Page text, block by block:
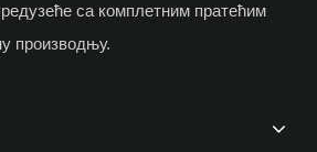
са комплетним пратећим
производњу.